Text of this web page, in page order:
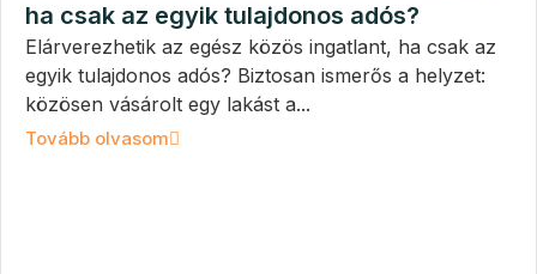
ha csak az egyik tulajdonos adós?
Elárverezhetik az egész közös ingatlant, ha csak az
egyik tulajdonos adós? Biztosan ismerős a helyzet:
közösen vásárolt egy lakást a...
Tovább olvasom